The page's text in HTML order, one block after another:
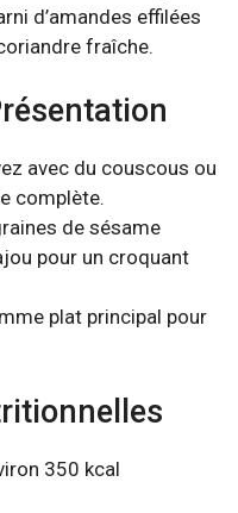
d’amandes effilées
fraîche.
avec du couscous ou
complète.
de sésame
pour un croquant
plat principal pour
350 kcal